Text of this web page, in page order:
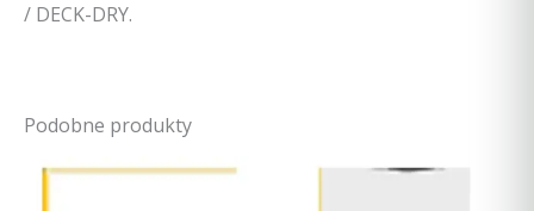
/ DECK-DRY.
Podobne produkty